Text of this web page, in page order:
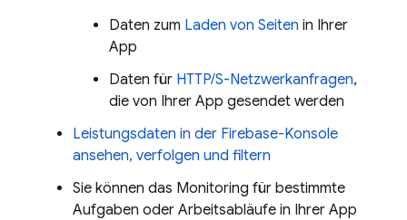
Daten zum Laden von Seiten in Ihrer
App
Daten für HTTP/S-Netzwerkanfragen,
die von Ihrer App gesendet werden
Leistungsdaten in der Firebase-Konsole
ansehen, verfolgen und filtern
Sie können das Monitoring für bestimmte
Aufgaben oder Arbeitsabläufe in Ihrer App